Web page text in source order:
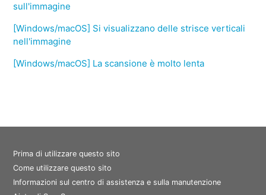
sull'immagine
[Windows/macOS] Si visualizzano delle strisce verticali
nell'immagine
[Windows/macOS] La scansione è molto lenta
Prima di utilizzare questo sito
Come utilizzare questo sito
Informazioni sul centro di assistenza e sulla manutenzione